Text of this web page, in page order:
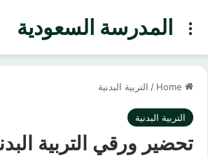
المدرسة السعوديةMenu
/ التربية البدنية
التربية البدنية
تحضير ورقي التربية